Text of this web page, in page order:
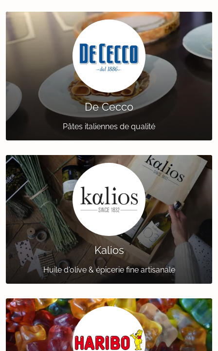
De Cecco
Pâtes italiennes de qualité
Kalios
Huile d'olive & épicerie fine artisanale